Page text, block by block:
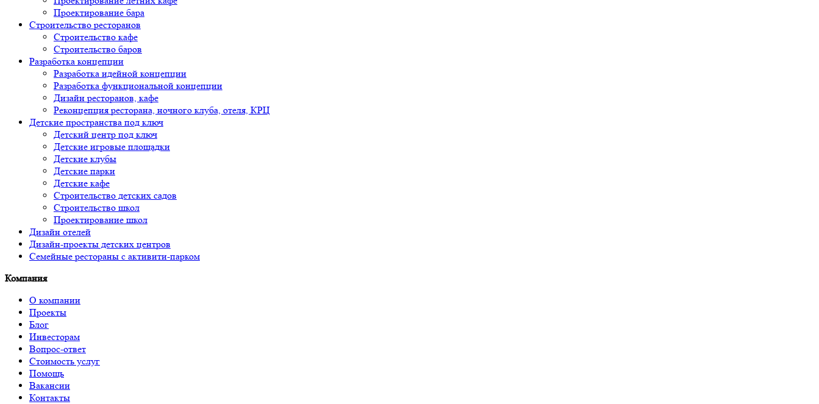
Проектирование бара
Строительство ресторанов
Строительство кафе
Строительство баров
Разработка концепции
Разработка идейной концепции
Разработка функциональной концепции
Дизайн ресторанов, кафе
Реконцепция ресторана, ночного клуба, отеля, КРЦ
Детские пространства под ключ
Детский центр под ключ
Детские игровые площадки
Детские клубы
Детские парки
Детские кафе
Строительство детских садов
Строительство школ
Проектирование школ
Дизайн отелей
Дизайн-проекты детских центров
Семейные рестораны с активити-парком
Компания
О компании
Проекты
Блог
Инвесторам
Вопрос-ответ
Стоимость услуг
Помощь
Вакансии
Контакты